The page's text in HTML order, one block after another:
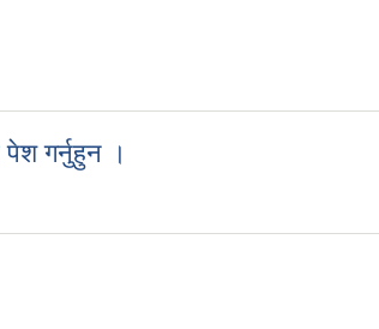
गर्नुहुन ।